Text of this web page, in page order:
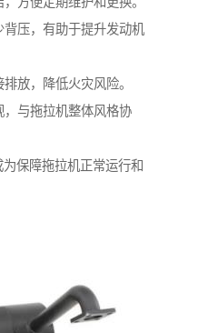
压，有助于提升发动机
放，降低火灾风险。
与拖拉机整体风格协
保障拖拉机正常运行和